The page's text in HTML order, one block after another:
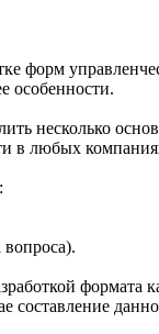
форм
особенности.
несколько
в любых
вопроса).
формата
составление